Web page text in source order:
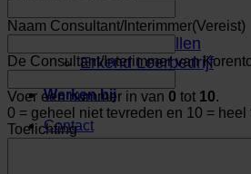
Even voorstellen
Erkend Leerbedrijf
Werken bij
Contact
Naam Consultant/Interimmer(Vereist)
De Consultant/Interimmer van
Voer een nummer in van 0 tot 10.
0 = geheel niet tevreden en 10 = heel
Toelichting